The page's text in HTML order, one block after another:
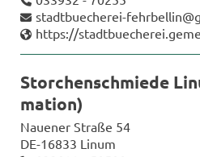
stadtbuecherei-​
https://
Stor­chen­schmie­de
ma­ti­on)
Naue­ner Stra­ße 54
DE-​16833 Linum